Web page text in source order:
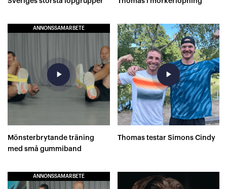
ANNONSSAMARBETE
play_arrow
Mönsterbrytande träning
med små gummiband
play_arrow
Thomas testar Simons Cindy
ANNONSSAMARBETE